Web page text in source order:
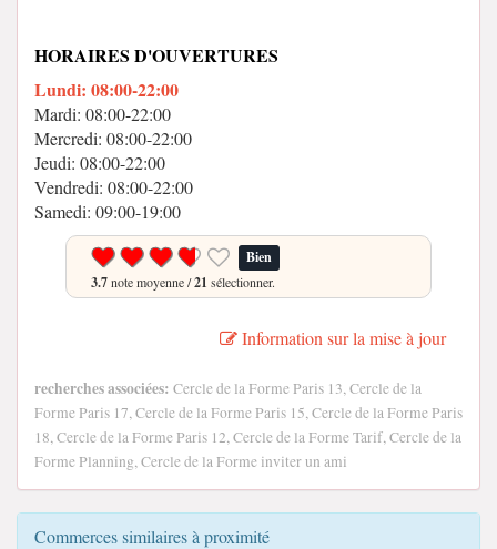
HORAIRES D'OUVERTURES
Lundi: 08:00-22:00
Mardi: 08:00-22:00
Mercredi: 08:00-22:00
Jeudi: 08:00-22:00
Vendredi: 08:00-22:00
Samedi: 09:00-19:00
Bien
3.7note moyenne /21 sélectionner.
Information sur la mise à jour
recherches associées: Cercle de la Forme Paris 13, Cercle de la
Forme Paris 17, Cercle de la Forme Paris 15, Cercle de la Forme Paris
18, Cercle de la Forme Paris 12, Cercle de la Forme Tarif, Cercle de la
Forme Planning, Cercle de la Forme inviter un ami
Commerces similaires à proximité